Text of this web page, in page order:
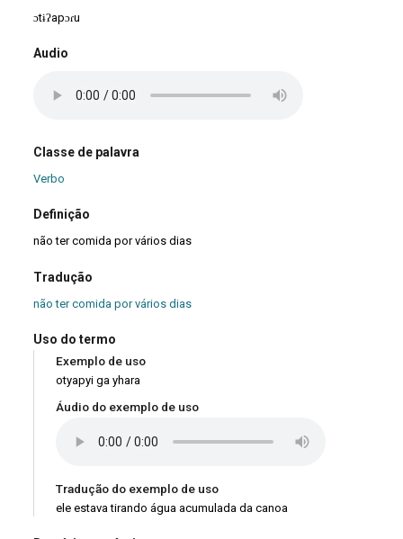
ɔtɨʔapɔɾu
Audio
Classe de palavra
Verbo
Definição
não ter comida por vários dias
Tradução
não ter comida por vários dias
Uso do termo
Exemplo de uso
otyapyi ga yhara
Áudio do exemplo de uso
Tradução do exemplo de uso
ele estava tirando água acumulada da canoa